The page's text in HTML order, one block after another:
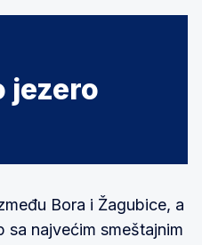
jezero
Bora i Žagubice, a
sa najvećim smeštajnim